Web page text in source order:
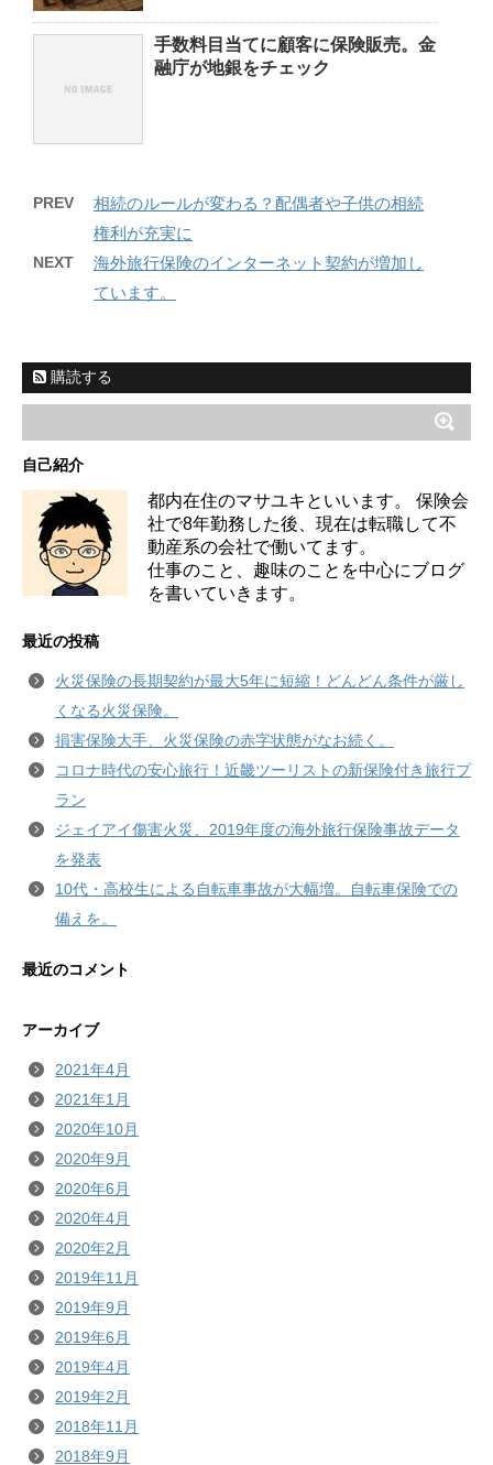
手数料目当てに顧客に保険販売。金
融庁が地銀をチェック
PREV
相続のルールが変わる？配偶者や子供の相続
権利が充実に
NEXT
海外旅行保険のインターネット契約が増加し
ています。
購読する
自己紹介
都内在住のマサユキといいます。 保険会
社で8年勤務した後、現在は転職して不
動産系の会社で働いてます。
仕事のこと、趣味のことを中心にブログ
を書いていきます。
最近の投稿
火災保険の長期契約が最大5年に短縮！どんどん条件が厳し
くなる火災保険。
損害保険大手、火災保険の赤字状態がなお続く。
コロナ時代の安心旅行！近畿ツーリストの新保険付き旅行プ
ラン
ジェイアイ傷害火災、2019年度の海外旅行保険事故データ
を発表
10代・高校生による自転車事故が大幅増。自転車保険での
備えを。
最近のコメント
アーカイブ
2021年4月
2021年1月
2020年10月
2020年9月
2020年6月
2020年4月
2020年2月
2019年11月
2019年9月
2019年6月
2019年4月
2019年2月
2018年11月
2018年9月